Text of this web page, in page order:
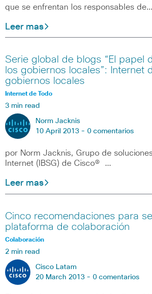
que se enfrentan los responsables de…
Leer mas
Serie global de blogs “El papel
los gobiernos locales”: Internet
gobiernos locales
Internet de Todo
3 min read
Norm Jacknis
10 April 2013 - 0 comentarios
por Norm Jacknis, Grupo de
Internet (IBSG) de Cisco® …
Leer mas
Cinco recomendaciones para
plataforma de colaboración
Colaboración
2 min read
Cisco Latam
20 March 2013 - 0 comentarios